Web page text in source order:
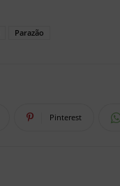
Parazão
Pinterest